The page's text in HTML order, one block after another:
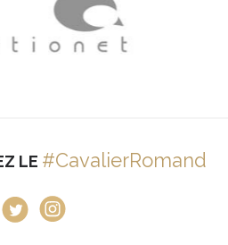
LE #CavalierRomand